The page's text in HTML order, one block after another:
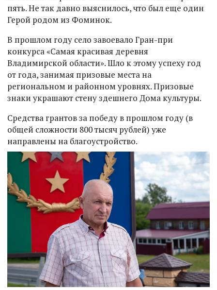
пять. Не так давно выяснилось, что был еще один
Герой родом из Фоминок.
В прошлом году село завоевало Гран-при
конкурса «Самая красивая деревня
Владимирской области». Шло к этому успеху год
от года, занимая призовые места на
региональном и районном уровнях. Призовые
знаки украшают стену здешнего Дома культуры.
Средства грантов за победу в прошлом году (в
общей сложности 800 тысяч рублей) уже
направлены на благоустройство.